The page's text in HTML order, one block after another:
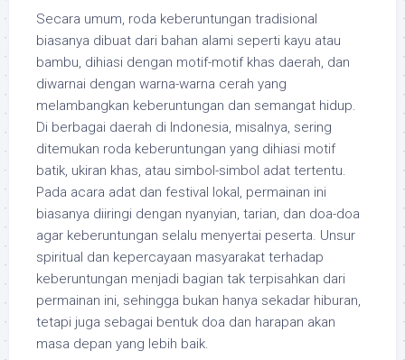
Secara umum, roda keberuntungan tradisional
biasanya dibuat dari bahan alami seperti kayu atau
bambu, dihiasi dengan motif-motif khas daerah, dan
diwarnai dengan warna-warna cerah yang
melambangkan keberuntungan dan semangat hidup.
Di berbagai daerah di Indonesia, misalnya, sering
ditemukan roda keberuntungan yang dihiasi motif
batik, ukiran khas, atau simbol-simbol adat tertentu.
Pada acara adat dan festival lokal, permainan ini
biasanya diiringi dengan nyanyian, tarian, dan doa-doa
agar keberuntungan selalu menyertai peserta. Unsur
spiritual dan kepercayaan masyarakat terhadap
keberuntungan menjadi bagian tak terpisahkan dari
permainan ini, sehingga bukan hanya sekadar hiburan,
tetapi juga sebagai bentuk doa dan harapan akan
masa depan yang lebih baik.